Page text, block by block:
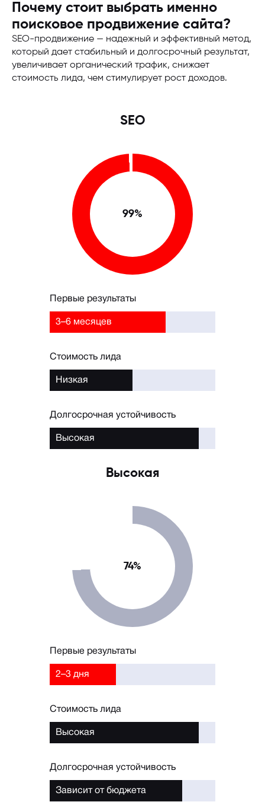
Почему стоит выбрать именно
поисковое продвижение сайта?
SEO-продвижение — надежный и эффективный метод,
который дает стабильный и долгосрочный результат,
увеличивает органический трафик, снижает
стоимость лида, чем стимулирует рост доходов.
SEO
99%
Первые результаты
3–6 месяцев
Стоимость лида
Низкая
Долгосрочная устойчивость
Высокая
Высокая
74%
Первые результаты
2–3 дня
Стоимость лида
Высокая
Долгосрочная устойчивость
Зависит от бюджета